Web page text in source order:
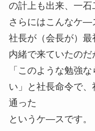
の計上も出来、一
さらにはこんなケ―
社長が（会長が）
内緒で来ていたのだ
「このような勉強
い」と社長命令で
通った
というケ―スです。